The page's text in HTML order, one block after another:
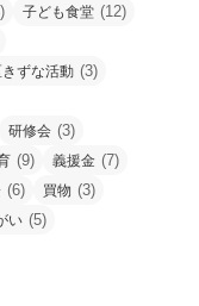
子ども食堂 (12)
ずな活動 (3)
研修会 (3)
(9) 義援金 (7)
(6) 買物 (3)
い (5)